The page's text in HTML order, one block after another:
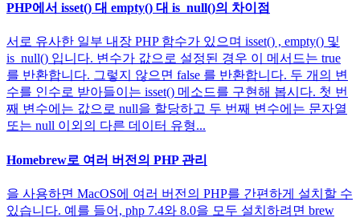
PHP에서 isset() 대 empty() 대 is_null()의 차이점
서로 유사한 일부 내장 PHP 함수가 있으며 isset() , empty() 및
is_null() 입니다. 변수가 값으로 설정된 경우 이 메서드는 true
를 반환합니다. 그렇지 않으면 false 를 반환합니다. 두 개의 변
수를 인수로 받아들이는 isset() 메소드를 구현해 봅시다. 첫 번
째 변수에는 값으로 null을 할당하고 두 번째 변수에는 문자열
또는 null 이외의 다른 데이터 유형...
Homebrew로 여러 버전의 PHP 관리
을 사용하면 MacOS에 여러 버전의 PHP를 간편하게 설치할 수
있습니다. 예를 들어, php 7.4와 8.0을 모두 설치하려면 brew